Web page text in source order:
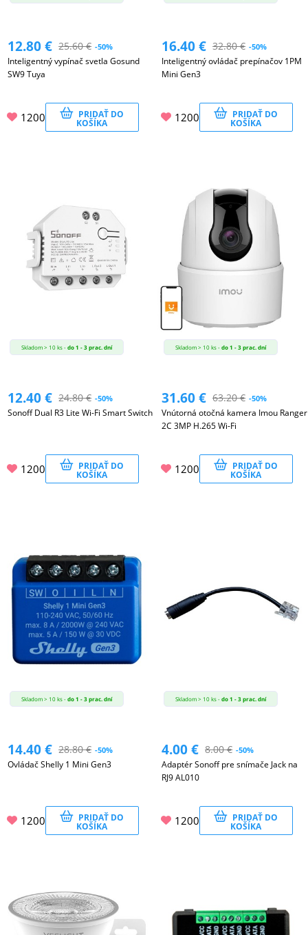
12.80€ 25.60€ -50%
Inteligentný vypínač svetla Gosund
SW9 Tuya
1200 PRIDAŤ DO
KOŠÍKA
16.40€ 32.80€ -50%
Inteligentný ovládač prepínačov 1PM
Mini Gen3
1200 PRIDAŤ DO
KOŠÍKA
Skladom > 10 ks -do 1 - 3 prac. dní
12.40€ 24.80€ -50%
Sonoff Dual R3 Lite Wi-Fi Smart Switch
1200 PRIDAŤ DO
KOŠÍKA
Skladom > 10 ks -do 1 - 3 prac. dní
31.60€ 63.20€ -50%
Vnútorná otočná kamera Imou Ranger
2C 3MP H.265 Wi-Fi
1200 PRIDAŤ DO
KOŠÍKA
Skladom > 10 ks -do 1 - 3 prac. dní
14.40€ 28.80€ -50%
Ovládač Shelly 1 Mini Gen3
1200 PRIDAŤ DO
KOŠÍKA
Skladom > 10 ks -do 1 - 3 prac. dní
4.00€ 8.00€ -50%
Adaptér Sonoff pre snímače Jack na
RJ9 AL010
1200 PRIDAŤ DO
KOŠÍKA